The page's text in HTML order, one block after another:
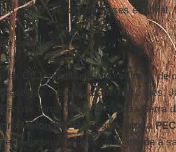
que prejuízos são esses e, afinal,
canário
da CCJ, tumultuada, durou mais de
e protestaram, entre eles,
da Terra Indígena Raposa Serra
Molon (PT-RJ), para quem a
inconstitucional, que atende a